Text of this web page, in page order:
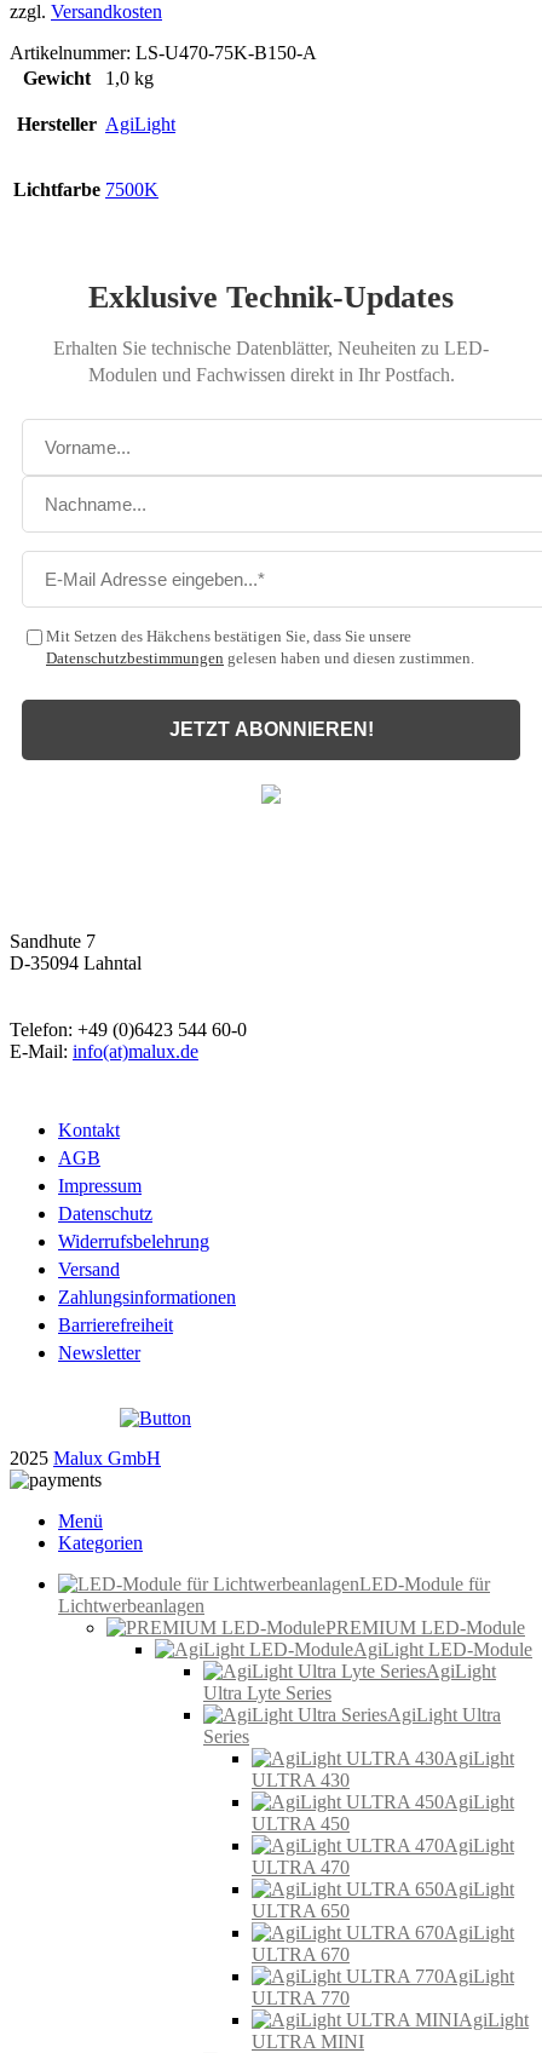
zzgl. Versandkosten
Artikelnummer: LS-U470-75K-B150-A
Gewicht
1,0 kg
Hersteller AgiLight
Lichtfarbe 7500K
Exklusive Technik-Updates
Erhalten Sie technische Datenblätter, Neuheiten zu LED-
Modulen und Fachwissen direkt in Ihr Postfach.
Mit Setzen des Häkchens bestätigen Sie, dass Sie unsere
Datenschutzbestimmungen gelesen haben und diesen zustimmen.
JETZT ABONNIEREN!
Sandhute 7
D-35094 Lahntal
Telefon: +49 (0)6423 544 60-0
E-Mail: info(at)malux.de
Kontakt
AGB
Impressum
Datenschutz
Widerrufsbelehrung
Versand
Zahlungsinformationen
Barrierefreiheit
Newsletter
2025 Malux GmbH
Menü
Kategorien
LED-Module für
Lichtwerbeanlagen
PREMIUM LED-Module
AgiLight LED-Module
AgiLight
Ultra Lyte Series
AgiLight Ultra
Series
AgiLight
ULTRA 430
AgiLight
ULTRA 450
AgiLight
ULTRA 470
AgiLight
ULTRA 650
AgiLight
ULTRA 670
AgiLight
ULTRA 770
AgiLight
ULTRA MINI